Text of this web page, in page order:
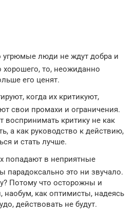
угрюмые люди не ждут добра и
хорошего, то, неожиданно
его ценят.
когда их критикуют,
свои промахи и ограничения.
воспринимать критику не как
а как руководство к действию,
и стать лучше.
попадают в неприятные
парадоксально это ни звучало.
Потому что осторожны и
наобум, как оптимисты, надеясь
действовать не будут.